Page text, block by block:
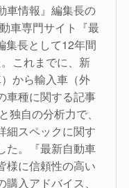
車情報』編集長の
車専門サイト『最
集長として12年間
これまでに、新
から輸入車（外
車種に関する記事
独自の分析力で、
細スペックに関す
た。『最新自動車
様に信頼性の高い
入アドバイス、